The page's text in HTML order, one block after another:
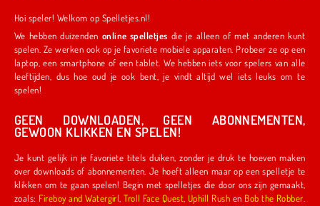
Hoi speler! Welkom op Spelletjes.nl!
We hebben duizenden online spelletjes die je alleen of met anderen kunt
spelen. Ze werken ook op je favoriete mobiele apparaten. Probeer ze op een
laptop, een smartphone of een tablet. We hebben iets voor spelers van alle
leeftijden, dus hoe oud je ook bent, je vindt altijd wel iets leuks om te
spelen!
GEEN DOWNLOADEN, GEEN ABONNEMENTEN,
GEWOON KLIKKEN EN SPELEN!
Je kunt gelijk in je favoriete titels duiken, zonder je druk te hoeven maken
over downloads of abonnementen. Je hoeft alleen maar op een spelletje te
klikken om te gaan spelen! Begin met spelletjes die door ons zijn gemaakt,
zoals:
Fireboy and Watergirl ,Troll Face Quest Uphill Rush en Bob the Robber